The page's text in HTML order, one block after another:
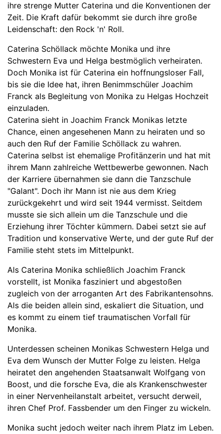
ihre strenge Mutter Caterina und die Konventionen der
Zeit. Die Kraft dafür bekommt sie durch ihre große
Leidenschaft: den Rock 'n' Roll.
Caterina Schöllack möchte Monika und ihre
Schwestern Eva und Helga bestmöglich verheiraten.
Doch Monika ist für Caterina ein hoffnungsloser Fall,
bis sie die Idee hat, ihren Benimmschüler Joachim
Franck als Begleitung von Monika zu Helgas Hochzeit
einzuladen.
Caterina sieht in Joachim Franck Monikas letzte
Chance, einen angesehenen Mann zu heiraten und so
auch den Ruf der Familie Schöllack zu wahren.
Caterina selbst ist ehemalige Profitänzerin und hat mit
ihrem Mann zahlreiche Wettbewerbe gewonnen. Nach
der Karriere übernahmen sie dann die Tanzschule
"Galant". Doch ihr Mann ist nie aus dem Krieg
zurückgekehrt und wird seit 1944 vermisst. Seitdem
musste sie sich allein um die Tanzschule und die
Erziehung ihrer Töchter kümmern. Dabei setzt sie auf
Tradition und konservative Werte, und der gute Ruf der
Familie steht stets im Mittelpunkt.
Als Caterina Monika schließlich Joachim Franck
vorstellt, ist Monika fasziniert und abgestoßen
zugleich von der arroganten Art des Fabrikantensohns.
Als die beiden allein sind, eskaliert die Situation, und
es kommt zu einem tief traumatischen Vorfall für
Monika.
Unterdessen scheinen Monikas Schwestern Helga und
Eva dem Wunsch der Mutter Folge zu leisten. Helga
heiratet den angehenden Staatsanwalt Wolfgang von
Boost, und die forsche Eva, die als Krankenschwester
in einer Nervenheilanstalt arbeitet, versucht derweil,
ihren Chef Prof. Fassbender um den Finger zu wickeln.
Monika sucht jedoch weiter nach ihrem Platz im Leben.